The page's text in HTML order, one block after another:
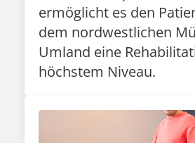
ermöglicht es den
dem nordwestlichen
Umland eine
höchstem Niveau.